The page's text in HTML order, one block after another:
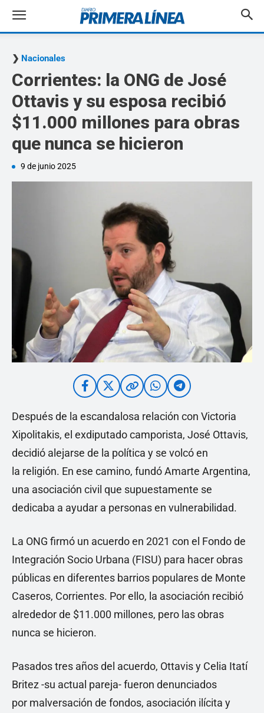
Nacionales
Corrientes: la ONG de José
Ottavis y su esposa recibió
$11.000 millones para obras
que nunca se hicieron
9 de junio 2025
Después de la escandalosa relación con Victoria
Xipolitakis, el exdiputado camporista, José Ottavis,
decidió alejarse de la política y se volcó en
la religión. En ese camino, fundó Amarte Argentina,
una asociación civil que supuestamente se
dedicaba a ayudar a personas en vulnerabilidad.
La ONG firmó un acuerdo en 2021 con el Fondo de
Integración Socio Urbana (FISU) para hacer obras
públicas en diferentes barrios populares de Monte
Caseros, Corrientes. Por ello, la asociación recibió
alrededor de $11.000 millones, pero las obras
nunca se hicieron.
Pasados tres años del acuerdo, Ottavis y Celia Itatí
Britez -su actual pareja- fueron denunciados
por malversación de fondos, asociación ilícita y